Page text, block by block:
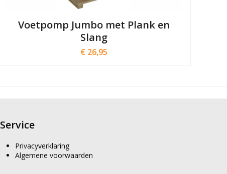
Voetpomp Jumbo met Plank en
Slang
€26,95
Service
Privacyverklaring
Algemene voorwaarden